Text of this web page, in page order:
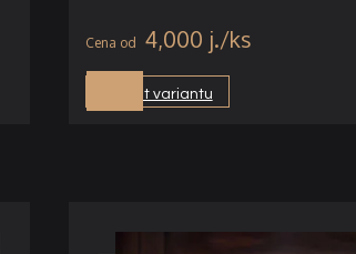
4,000 j.
Vybrat variantu